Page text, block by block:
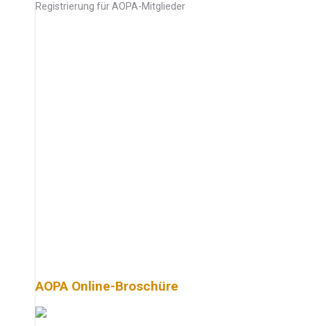
Registrierung für AOPA-Mitglieder
AOPA Online-Broschüre